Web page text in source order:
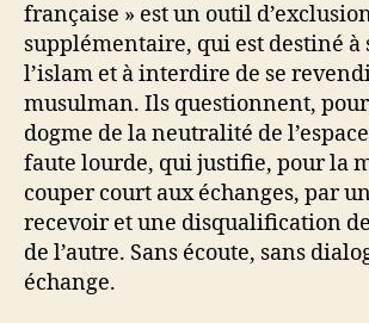
française » est un outil
supplémentaire, qui est destiné à
l’islam et à interdire de se
musulman. Ils questionnent,
dogme de la neutralité de
faute lourde, qui justifie, pour la
couper court aux échanges, par
recevoir et une disqualification
de l’autre. Sans écoute, sans
échange.